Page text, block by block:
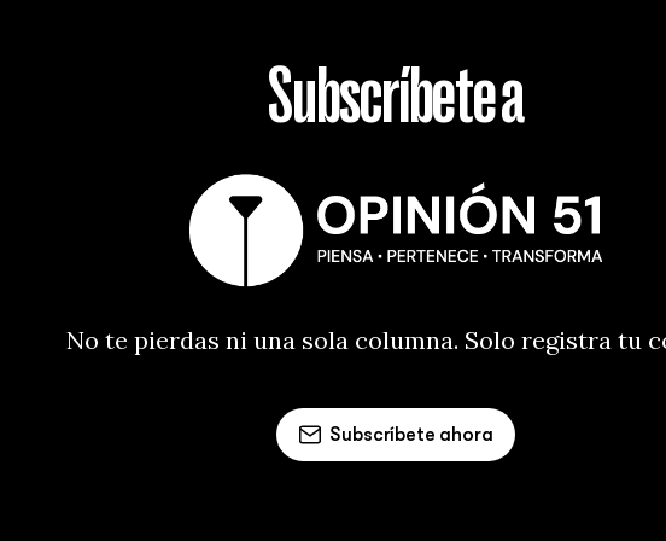
Subscríbete a
No te pierdas ni una sola columna. Solo registra tu
Subscríbete ahora